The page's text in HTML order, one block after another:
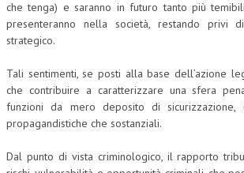
che tenga) e saranno in futuro tanto più
presenteranno nella società, restando privi
strategico.
Tali sentimenti, se posti alla base dell’azione
che contribuire a caratterizzare una sfera
funzioni da mero deposito di sicurizzazione,
propagandistiche che sostanziali.
Dal punto di vista criminologico, il rapporto